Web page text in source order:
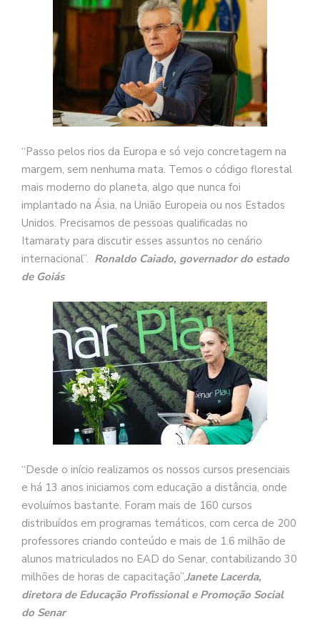
“Passo pelos rios da Europa e só vejo concretagem na
margem, sem nenhuma mata. Temos o código florestal
mais moderno do planeta, algo que nunca foi
implantado na Ásia, na União Europeia ou nos Estados
Unidos. Precisamos de pessoas qualificadas no
Itamaraty para discutir esses assuntos no cenário
internacional”. Ronaldo Caiado, governador do estado
de Goiás
“Desde o início realizamos os nossos cursos presenciais
e há 13 anos iniciamos com educação a distância, onde
evoluímos bastante. Foram mais de 160 cursos
distribuídos em programas temáticos, com cerca de 200
professores criando conteúdo e mais de 1.6 milhão de
alunos matriculados no EAD do Senar, contabilizando 30
milhões de horas de capacitação”,Janete Lacerda,
diretora de Educação Profissional e Promoção Social
do Senar